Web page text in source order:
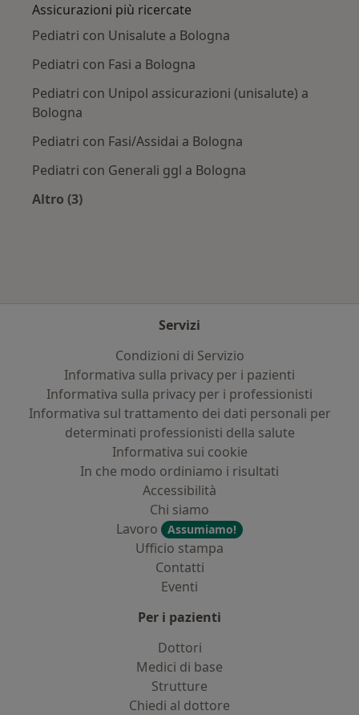
Assicurazioni più ricercate
Pediatri con Unisalute a Bologna
Pediatri con Fasi a Bologna
Pediatri con Unipol assicurazioni (unisalute) a
Bologna
Pediatri con Fasi/Assidai a Bologna
Pediatri con Generali ggl a Bologna
Altro (3)
Servizi
Condizioni di Servizio
Informativa sulla privacy per i pazienti
Informativa sulla privacy per i professionisti
Informativa sul trattamento dei dati personali per
determinati professionisti della salute
Informativa sui cookie
In che modo ordiniamo i risultati
Accessibilità
Chi siamo
Lavoro
Assumiamo!
Ufficio stampa
Contatti
Eventi
Per i pazienti
Dottori
Medici di base
Strutture
Chiedi al dottore